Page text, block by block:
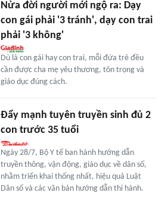
Nửa đời người mới ngộ ra: Dạy
con gái phải '3 tránh', dạy con trai
phải '3 không'
Dù là con gái hay con trai, mỗi đứa trẻ đều
cần được cha mẹ yêu thương, tôn trọng và
giáo dục đúng cách.
Đẩy mạnh tuyên truyền sinh đủ 2
con trước 35 tuổi
Ngày 28/7, Bộ Y tế ban hành hướng dẫn
truyền thông, vận động, giáo dục về dân số,
nhằm triển khai thống nhất, hiệu quả Luật
Dân số và các văn bản hướng dẫn thi hành.